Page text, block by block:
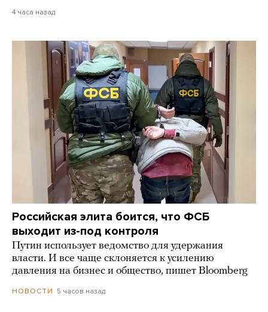
4 часа назад
Российская элита боится, что ФСБ
выходит из-под контроля
Путин использует ведомство для удержания
власти. И все чаще склоняется к усилению
давления на бизнес и общество, пишет Bloomberg
НОВОСТИ 5 часов назад